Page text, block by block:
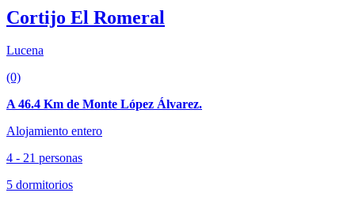
Cortijo El Romeral
Lucena
(0)
A 46.4 Km de Monte López Álvarez.
Alojamiento entero
4 - 21 personas
5 dormitorios